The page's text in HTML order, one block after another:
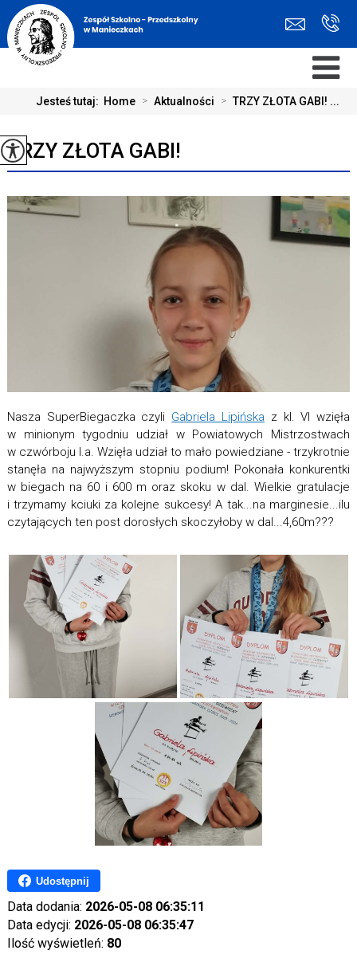
Jesteś tutaj: Home > Aktualności > TRZY ZŁOTA GABI! ...
TRZY ZŁOTA GABI!
Nasza SuperBiegaczka czyli Gabriela Lipińska z kl. VI wzięła
w minionym tygodniu udział w Powiatowych Mistrzostwach
w czwórboju l.a. Wzięła udział to mało powiedziane - trzykrotnie
stanęła na najwyższym stopniu podium! Pokonała konkurentki
w biegach na 60 i 600 m oraz skoku w dal. Wielkie gratulacje
i trzymamy kciuki za kolejne sukcesy! A tak...na marginesie...ilu
czytających ten post dorosłych skoczyłoby w dal...4,60m???
Udostępnij
Data dodania: 2026-05-08 06:35:11
Data edycji: 2026-05-08 06:35:47
Ilość wyświetleń: 80